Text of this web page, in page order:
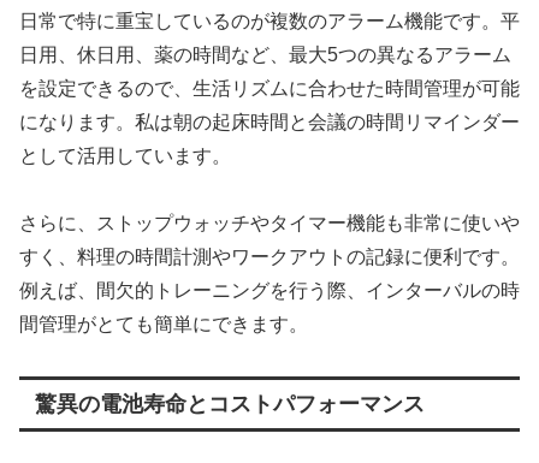
日常で特に重宝しているのが複数のアラーム機能です。平
日用、休日用、薬の時間など、最大5つの異なるアラーム
を設定できるので、生活リズムに合わせた時間管理が可能
になります。私は朝の起床時間と会議の時間リマインダー
として活用しています。
さらに、ストップウォッチやタイマー機能も非常に使いや
すく、料理の時間計測やワークアウトの記録に便利です。
例えば、間欠的トレーニングを行う際、インターバルの時
間管理がとても簡単にできます。
驚異の電池寿命とコストパフォーマンス